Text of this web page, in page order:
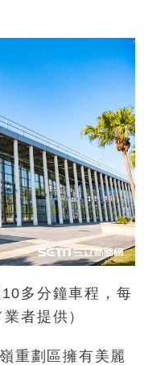
多分鐘車程，每
者提供）
重劃區擁有美麗